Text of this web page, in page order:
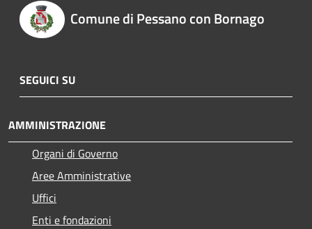
Comune di Pessano con Bornago
SEGUICI SU
AMMINISTRAZIONE
Organi di Governo
Aree Amministrative
Uffici
Enti e fondazioni